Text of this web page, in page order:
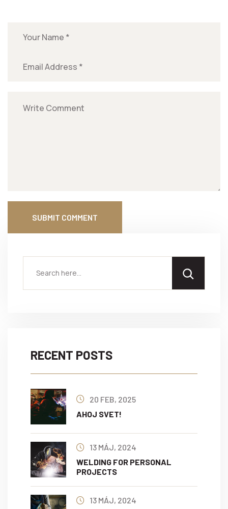
SUBMIT COMMENT
RECENT POSTS
20 FEB, 2025
AHOJ SVET!
13 MÁJ, 2024
WELDING FOR PERSONAL
PROJECTS
13 MÁJ, 2024